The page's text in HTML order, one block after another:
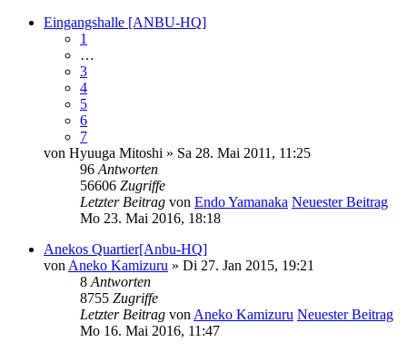
Eingangshalle [ANBU-HQ]
1
…
3
4
5
6
7
von Hyuuga Mitoshi » Sa 28. Mai 2011, 11:25
96 Antworten
56606 Zugriffe
Letzter Beitrag von Endo Yamanaka Neuester Beitrag
Mo 23. Mai 2016, 18:18
Anekos Quartier[Anbu-HQ]
von Aneko Kamizuru » Di 27. Jan 2015, 19:21
8 Antworten
8755 Zugriffe
Letzter Beitrag von Aneko Kamizuru Neuester Beitrag
Mo 16. Mai 2016, 11:47